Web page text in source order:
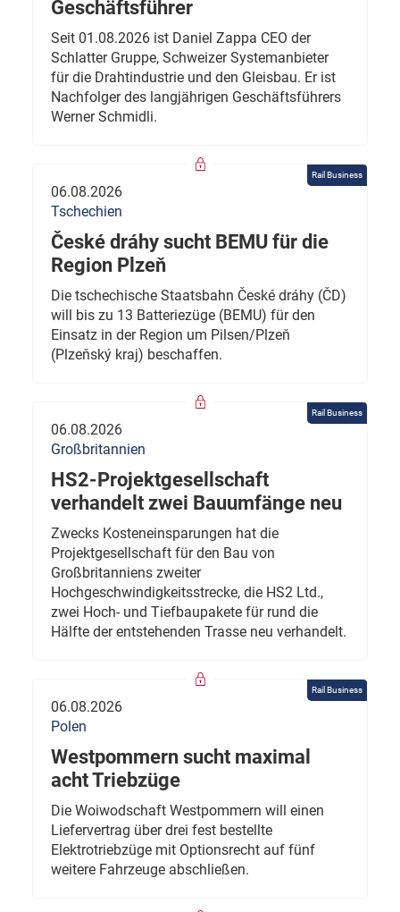
Geschäftsführer
Seit 01.08.2026 ist Daniel Zappa CEO der
Schlatter Gruppe, Schweizer Systemanbieter
für die Drahtindustrie und den Gleisbau. Er ist
Nachfolger des langjährigen Geschäftsführers
Werner Schmidli.
Rail Business
06.08.2026
Tschechien
České dráhy sucht BEMU für die
Region Plzeň
Die tschechische Staatsbahn České dráhy (ČD)
will bis zu 13 Batteriezüge (BEMU) für den
Einsatz in der Region um Pilsen/Plzeň
(Plzeňský kraj) beschaffen.
Rail Business
06.08.2026
Großbritannien
HS2-Projektgesellschaft
verhandelt zwei Bauumfänge neu
Zwecks Kosteneinsparungen hat die
Projektgesellschaft für den Bau von
Großbritanniens zweiter
Hochgeschwindigkeitsstrecke, die HS2 Ltd.,
zwei Hoch- und Tiefbaupakete für rund die
Hälfte der entstehenden Trasse neu verhandelt.
Rail Business
06.08.2026
Polen
Westpommern sucht maximal
acht Triebzüge
Die Woiwodschaft Westpommern will einen
Liefervertrag über drei fest bestellte
Elektrotriebzüge mit Optionsrecht auf fünf
weitere Fahrzeuge abschließen.